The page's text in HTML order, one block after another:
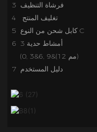
3 فرشاة التنظيف
4
تغليف المنتج
5 كابل شحن من النوع C
6 3 أمشاط حدية
(0, 3&6, 9&(12 مم)
7 دليل المستخدم